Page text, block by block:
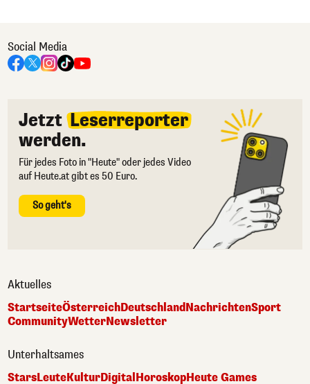
Social Media
Jetzt Leserreporter
werden.
Für jedes Foto in "Heute" oder jedes Video
auf Heute.at gibt es 50 Euro.
So geht's
Aktuelles
StartseiteÖsterreichDeutschlandNachrichtenSport
CommunityWetterNewsletter
Unterhaltsames
StarsLeuteKulturDigital HoroskopHeute Games